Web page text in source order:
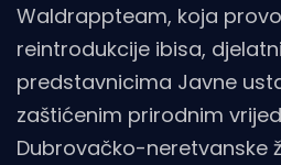
Waldrappteam, koja
reintrodukcije ibisa,
predstavnicima Javne
zaštićenim prirodnim
Dubrovačko-neretvanske